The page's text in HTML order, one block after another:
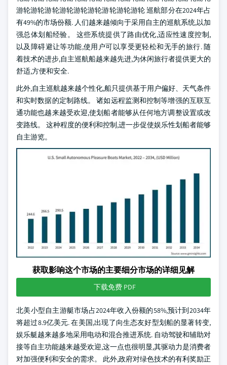
游轮游轮游轮游轮游轮游轮游轮游轮游轮 巡航部分在2024年占
有49%的市场份额. 人们越来越倾向于采用自主的巡航系统,以加
强总体划船经验。 这些系统提供了路由优化,适应性速度控制,
以及障碍避让等功能,使用户可以享受更轻松和无手的旅行. 随
着技术的进步,自主巡航船越来越先进,为休闲旅行者提供更大的
舒适,方便和安全.
此外,自主巡航越来越个性化,船只提供基于用户偏好、天气条件
和实时数据的定制路线。 诸如远程监测和控制等增强的互联互
通功能也越来越受欢迎,使划船者能够从任何地方调整设置或改
变路线。 这种程度的便利和控制,进一步促使娱乐性划船者能够
自主游览。
获取影响这个市场的主要细分市场的详细见解
下载免费 PDF
北美小型自主游艇市场占2024年收入份额的58%,预计到2034年
将超过8.9亿美元. 在美国,出现了向生态友好型划船的显著转变,
娱乐艇越来越多地采用电动和混合推进系统. 自动驾驶和辅助对
接等自主功能越来越受欢迎,这一点也很明显,其驱动力是消费者
对加强便利和安全的需求。 此外,政府对绿色技术的有利奖励正